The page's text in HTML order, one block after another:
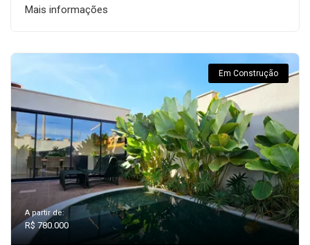
Mais informações
Em Construção
A partir de:
R$ 780.000